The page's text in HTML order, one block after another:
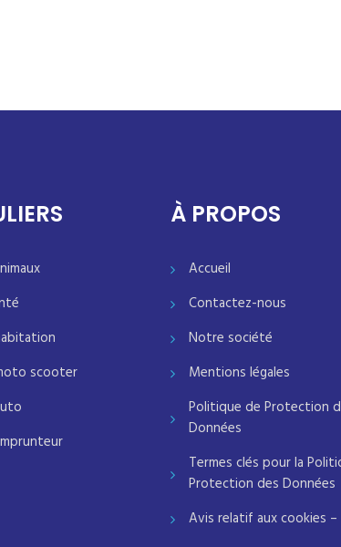
scooter
À PROPOS
Accueil
Contactez-nous
Notre société
Mentions légales
Politique de Protection
Données
Termes clés pour la
Protection des Données
Avis relatif aux cookies –